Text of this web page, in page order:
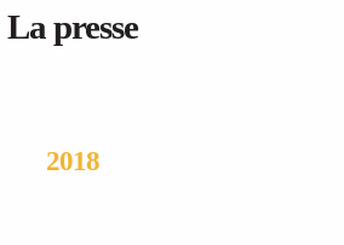
La presse
2018